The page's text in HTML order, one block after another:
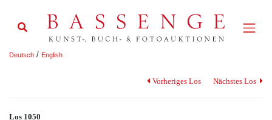
Deutsch / English
Vorheriges Los Nächstes Los
Los 1050